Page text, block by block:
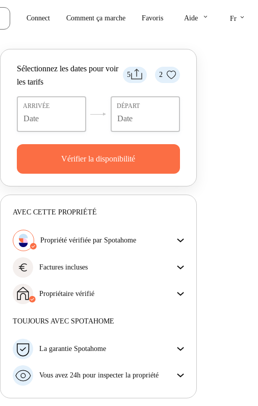
Connect Comment ça marche Favoris Aide keyboard_arrow_down Fr keyboard_arrow_down
5 2
Sélectionnez les dates pour voir
les tarifs
ARRIVÉE DÉPART
Vérifier la disponibilité
AVEC CETTE PROPRIÉTÉ
Propriété vérifiée par Spotahome
obtiens exactement ce que tu vois dans l'annonce.
euro Factures incluses
incluses, couvrant le loyer et les services pour une
expérience de location sans tracas.
Propriétaire vérifié
Plus d'informations sur ce propriétaire
TOUJOURS AVEC SPOTAHOME
La garantie Spotahome
préavis, nous allons soit (A) vous payer une chambre
soit (B) vous rembourser en totalité.
Vous avez 24h pour inspecter la propriété